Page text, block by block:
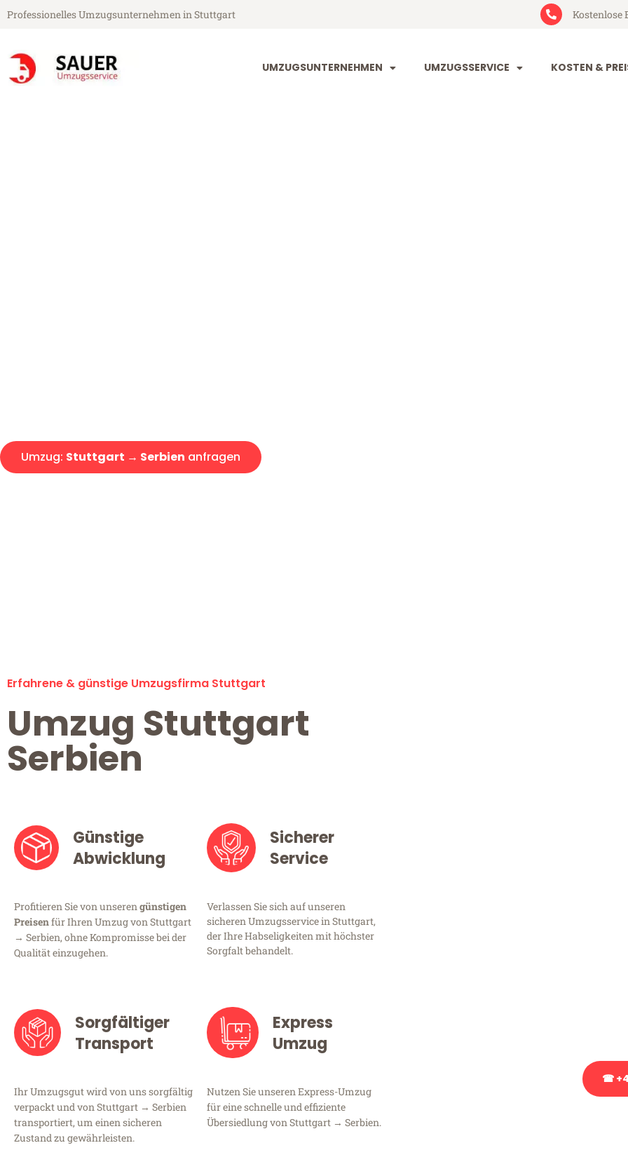
Professionelles Umzugsunternehmen in Stuttgart Kostenlose
UMZUGSUNTERNEHMEN UMZUGSSERVICE KOSTEN &
Umzug: Stuttgart → Serbien anfragen
Erfahrene & günstige Umzugsfirma Stuttgart
Umzug Stuttgart
Serbien
Günstige
Abwicklung
Profitieren Sie von unserengünstigen
Preisenfür Ihren Umzug von Stuttgart
→ Serbien, ohne Kompromisse bei der
Qualität einzugehen.
Sicherer
Service
Verlassen Sie sich auf unseren
sicheren Umzugsservice in Stuttgart,
der Ihre Habseligkeiten mit höchster
Sorgfalt behandelt.
Sorgfältiger
Transport
Ihr Umzugsgut wird von uns sorgfältig
verpackt und von Stuttgart → Serbien
transportiert, um einen sicheren
Zustand zu gewährleisten.
Express
Umzug
Nutzen Sie unseren Express-Umzug
für eine schnelle und effiziente
Übersiedlung von Stuttgart → Serbien.
☎